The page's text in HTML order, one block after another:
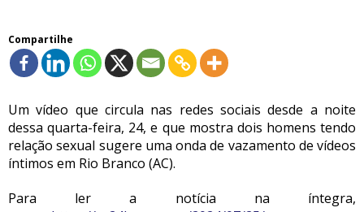
Compartilhe
Um vídeo que circula nas redes sociais desde a noite
dessa quarta-feira, 24, e que mostra dois homens tendo
relação sexual sugere uma onda de vazamento de vídeos
íntimos em Rio Branco (AC).
Para ler a notícia na íntegra,